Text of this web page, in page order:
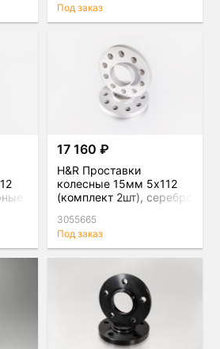
Под заказ
17 160 ₽
H&R Проставки
колесные 15мм 5х112
(комплект 2шт), серебро
3055665
Под заказ